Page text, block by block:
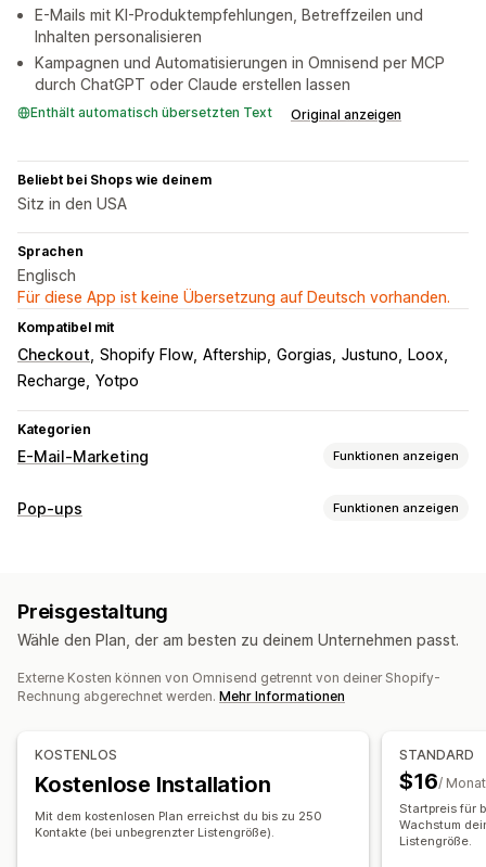
E-Mails mit KI-Produktempfehlungen, Betreffzeilen und
Inhalten personalisieren
Kampagnen und Automatisierungen in Omnisend per MCP
durch ChatGPT oder Claude erstellen lassen
Enthält automatisch übersetzten Text Original anzeigen
Beliebt bei Shops wie deinem
Sitz in den USA
Sprachen
Englisch
Für diese App ist keine Übersetzung auf Deutsch vorhanden.
Kompatibel mit
Checkout Shopify Flow Aftership Gorgias Justuno
Loox
Recharge Yotpo
Kategorien
E-Mail-Marketing Funktionen anzeigen
Kampagnentypen
Cross-Selling-E-Mails
Checkout-E-Mails Exit-Intent Abgebrochener Warenkorb
​Abgebrochene Suche​
Willkommens-E-Mails
Preissenkungs-E-Mails
Rückgewinnungs-E-Mails
Drip-Kampagnen
Abonnements Produktrezensionen
Individuelle Kampagnen
Pop-ups Funktionen anzeigen
Formulare Individuelle Popups
Editor-Tool
Vorlagen Individueller Code
Automatisierungen
Berichterstattung
Analysen A/B-Tests Tracking
Preisgestaltung
Wähle den Plan, der am besten zu deinem Unternehmen passt.
Externe Kosten können von Omnisend getrennt von deiner Shopify-
Rechnung abgerechnet werden. Mehr Informationen
KOSTENLOS
Kostenlose Installation
Mit dem kostenlosen Plan erreichst du bis zu 250
Kontakte (bei unbegrenzter Listengröße).
STANDARD
$16/ Monat
Startpreis für
Wachstum
Listengröße.